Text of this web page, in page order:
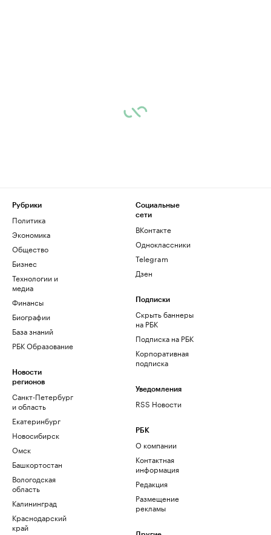
Рубрики
Политика
Экономика
Общество
Бизнес
Технологии и
медиа
Финансы
Биографии
База знаний
РБК Образование
Новости
регионов
Санкт-Петербург
и область
Екатеринбург
Новосибирск
Омск
Башкортостан
Вологодская
область
Калининград
Краснодарский
край
Социальные
сети
ВКонтакте
Одноклассники
Telegram
Дзен
Подписки
Скрыть баннеры
на РБК
Подписка на РБК
Корпоративная
подписка
Уведомления
RSS Новости
РБК
О компании
Контактная
информация
Редакция
Размещение
рекламы